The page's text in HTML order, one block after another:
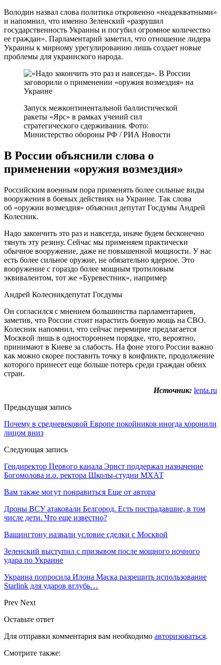
Володин назвал слова политика откровенно «неадекватными»
и напомнил, что именно Зеленский «разрушил
государственность Украины и погубил огромное количество
ее граждан». Парламентарий заметил, что отношение лидера
Украины к мирному урегулированию лишь создает новые
проблемы для украинского народа.
Запуск межконтинентальной баллистической
ракеты «Ярс» в рамках учений сил
стратегического сдерживания. Фото:
Министерство обороны РФ / РИА Новости
В России объяснили слова о
применении «оружия возмездия»
Российским военным пора применять более сильные виды
вооружения в боевых действиях на Украине. Так слова
об «оружии возмездия» объяснил депутат Госдумы Андрей
Колесник.
Надо закончить это раз и навсегда, иначе будем бесконечно
тянуть эту резину. Сейчас мы применяем практически
обычное вооружение, даже не повышенной мощности. У нас
есть более сильное оружие, не обязательно ядерное. Это
вооружение с гораздо более мощным тротиловым
эквивалентом, тот же «Буревестник», например
Андрей Колесникдепутат Госдумы
Он согласился с мнением большинства парламентариев,
заметив, что России стоит нарастить боевую мощь на СВО.
Колесник напомнил, что сейчас перемирие предлагается
Москвой лишь в одностороннем порядке, что, вероятно,
принимают в Киеве за слабость. На фоне этого России важно
как можно скорее поставить точку в конфликте, продолжение
которого принесет еще больше потерь среди граждан обеих
стран.
Источник: lenta.ru
Предыдущая запись
Почему в средневековой Европе покойников иногда хоронили
лицом вниз
Следующая запись
Гендиректор Первого канала Эрнст поддержал назначение
Богомолова и.о. ректора Школы-студии МХАТ
Вам также могут понравиться Еще от автора
Дроны ВСУ атаковали Белгород. Есть пострадавшие, в том
числе дети. Что еще известно?
Вашингтону назвали условие сделки с Москвой
Зеленский выступил с призывом после мощного ночного
удара по Украине
Украина попросила Илона Маска разрешить использование
Starlink для ударов вглубь…
Prev Next
Оставьте ответ
Для отправки комментария вам необходимо авторизоваться.
Смотрите также: